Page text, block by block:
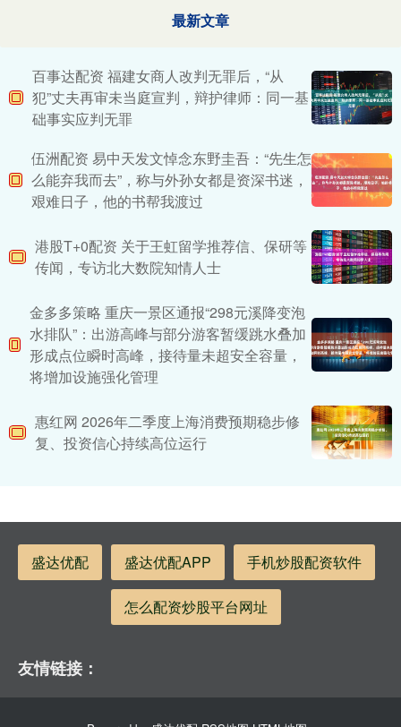
最新文章
百事达配资 福建女商人改判无罪后，“从
犯”丈夫再审未当庭宣判，辩护律师：同一基
础事实应判无罪
伍洲配资 易中天发文悼念东野圭吾：“先生怎
么能弃我而去”，称与外孙女都是资深书迷，
艰难日子，他的书帮我渡过
港股T+0配资 关于王虹留学推荐信、保研等
传闻，专访北大数院知情人士
金多多策略 重庆一景区通报“298元溪降变泡
水排队”：出游高峰与部分游客暂缓跳水叠加
形成点位瞬时高峰，接待量未超安全容量，
将增加设施强化管理
惠红网 2026年二季度上海消费预期稳步修
复、投资信心持续高位运行
盛达优配 盛达优配APP 手机炒股配资软件
怎么配资炒股平台网址
友情链接：